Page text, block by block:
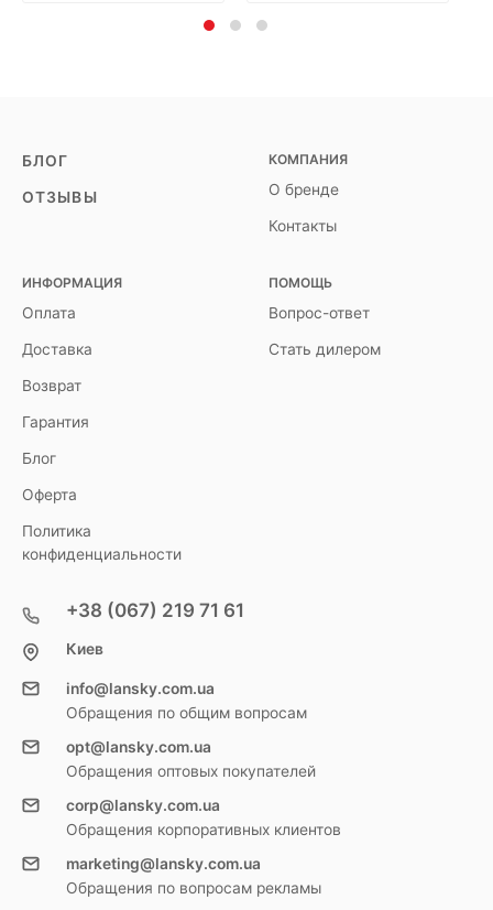
БЛОГ
ОТЗЫВЫ
КОМПАНИЯ
О бренде
Контакты
ИНФОРМАЦИЯ
Оплата
Доставка
Возврат
Гарантия
Блог
Оферта
Политика
конфиденциальности
ПОМОЩЬ
Вопрос-ответ
Стать дилером
+38 (067) 219 71 61
Киев
info@lansky.com.ua
Обращения по общим вопросам
opt@lansky.com.ua
Обращения оптовых покупателей
corp@lansky.com.ua
Обращения корпоративных клиентов
marketing@lansky.com.ua
Обращения по вопросам рекламы